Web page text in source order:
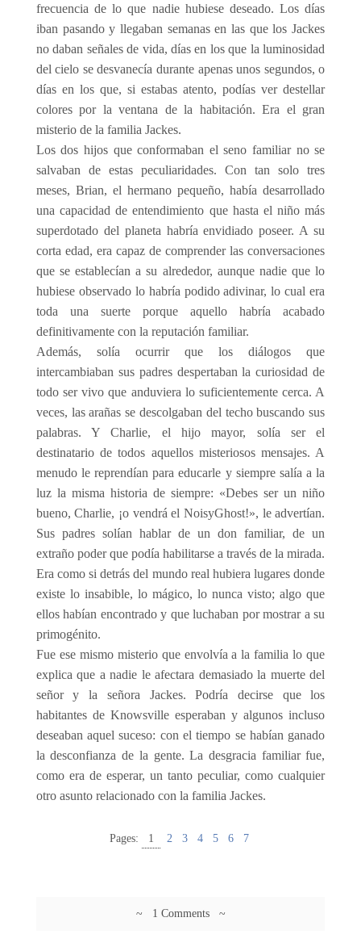
frecuencia de lo que nadie hubiese deseado. Los días
iban pasando y llegaban semanas en las que los Jackes
no daban señales de vida, días en los que la luminosidad
del cielo se desvanecía durante apenas unos segundos, o
días en los que, si estabas atento, podías ver destellar
colores por la ventana de la habitación. Era el gran
misterio de la familia Jackes.
Los dos hijos que conformaban el seno familiar no se
salvaban de estas peculiaridades. Con tan solo tres
meses, Brian, el hermano pequeño, había desarrollado
una capacidad de entendimiento que hasta el niño más
superdotado del planeta habría envidiado poseer. A su
corta edad, era capaz de comprender las conversaciones
que se establecían a su alrededor, aunque nadie que lo
hubiese observado lo habría podido adivinar, lo cual era
toda una suerte porque aquello habría acabado
definitivamente con la reputación familiar.
Además, solía ocurrir que los diálogos que
intercambiaban sus padres despertaban la curiosidad de
todo ser vivo que anduviera lo suficientemente cerca. A
veces, las arañas se descolgaban del techo buscando sus
palabras. Y Charlie, el hijo mayor, solía ser el
destinatario de todos aquellos misteriosos mensajes. A
menudo le reprendían para educarle y siempre salía a la
luz la misma historia de siempre: «Debes ser un niño
bueno, Charlie, ¡o vendrá el NoisyGhost!», le advertían.
Sus padres solían hablar de un don familiar, de un
extraño poder que podía habilitarse a través de la mirada.
Era como si detrás del mundo real hubiera lugares donde
existe lo insabible, lo mágico, lo nunca visto; algo que
ellos habían encontrado y que luchaban por mostrar a su
primogénito.
Fue ese mismo misterio que envolvía a la familia lo que
explica que a nadie le afectara demasiado la muerte del
señor y la señora Jackes. Podría decirse que los
habitantes de Knowsville esperaban y algunos incluso
deseaban aquel suceso: con el tiempo se habían ganado
la desconfianza de la gente. La desgracia familiar fue,
como era de esperar, un tanto peculiar, como cualquier
otro asunto relacionado con la familia Jackes.
Pages: 1 2 3 4 5 6 7
~ 1 Comments ~